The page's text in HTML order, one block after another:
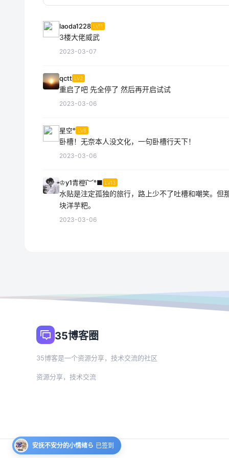
laoda1228 LV11
3楼大佬威武
2023-03-07
qctt LV2
重启了吧 先全停了 然后再开启试试
2023-03-06
星空° LV8
卧槽！无奈本人没文化，一句卧槽行天下！
2023-03-06
♔y1青橙ī︶°■ LV13
水贴是注定孤独的旅行，路上少不了吐槽和嘲笑。
块洋芋粑。
2023-03-06
安抚不安分的小情绪ら 已签到
35博客圈
35博客是一个资源分享，技术交流的社区
资源分享，技术交流